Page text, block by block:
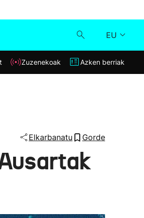
EU
Klisk
Azken berriak
Zuzenekoak Azken berriak
Elkarbanatu Gorde